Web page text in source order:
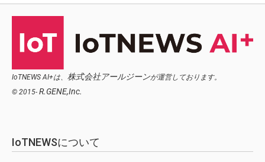
IoTNEWS AI+は、 株式会社アールジーンが運営しております。
© 2015- R.GENE,Inc.
IoTNEWSについて